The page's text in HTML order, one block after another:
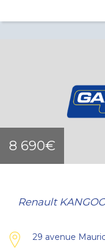
8 690€
Renault
29 avenue